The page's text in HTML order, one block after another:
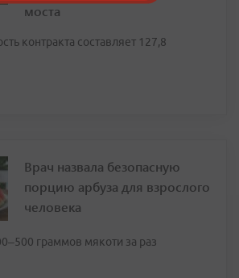
моста
контракта составляет 127,8
Врач назвала безопасную
порцию арбуза для взрослого
человека
граммов мякоти за раз